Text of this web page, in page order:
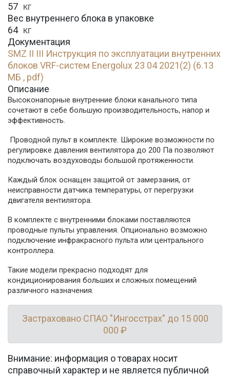
57 кг
Вес внутреннего блока в упаковке
64 кг
Документация
SMZ II III Инструкция по эксплуатации внутренних
блоков VRF-систем Energolux 23 04 2021(2) (6.13
МБ , pdf)
Описание
Высоконапорные внутренние блоки канального типа
сочетают в себе большую производительность, напор и
эффективность.
Проводной пульт в комплекте. Широкие возможности по
регулировке давления вентилятора до 200 Па позволяют
подключать воздуховоды большой протяженности.
Каждый блок оснащен защитой от замерзания, от
неисправности датчика температуры, от перегрузки
двигателя вентилятора.
В комплекте с внутренними блоками поставляются
проводные пульты управления. Опционально возможно
подключение инфракрасного пульта или центрального
контроллера.
Такие модели прекрасно подходят для
кондиционирования больших и сложных помещений
различного назначения.
Застраховано СПАО "Ингосстрах" до 15 000
000 ₽
Внимание: информация о товарах носит
справочный характер и не является публичной